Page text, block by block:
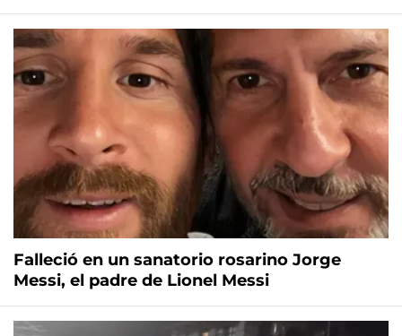
Falleció en un sanatorio rosarino Jorge
Messi, el padre de Lionel Messi